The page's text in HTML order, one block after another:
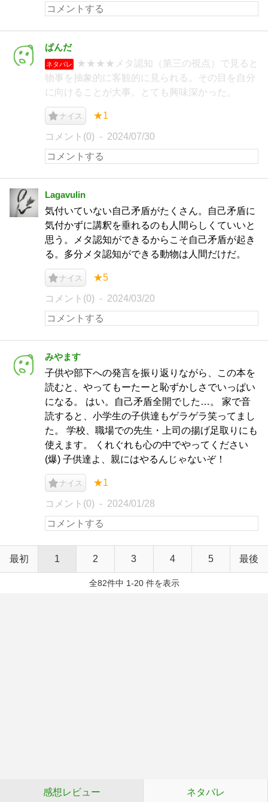
ぱんだ
ネタバレ
★★★★メタ認知（第三の視点）で見ると
物事を抽象的に客観的に見られる。その目を自分
に向けることが大事。とても興味深かった。
ナイス ★1
コメント(0) 2024/07/30
Lagavulin
気付いていない自己矛盾がたくさん。自己矛盾に
気付かずに講釈を垂れるのも人間らしくていいと
思う。メタ認知ができるからこそ自己矛盾が起き
る。多分メタ認知ができる動物は人間だけだ。
ナイス ★5
コメント(0) 2024/03/20
みやます
子供や部下への発言を振り返りながら、この本を
読むと、やってもーたーと恥ずかしさでいっぱい
になる。 はい。自己矛盾全開でした…。 家で音
読すると、小学生の子供達もゲラゲラ笑ってまし
た。 学校、職場での先生・上司の揚げ足取りにも
使えます。 くれぐれも心の中でやってください
(爆) 子供達よ、親にはやるんじゃないぞ！
ナイス ★1
コメント(0) 2024/01/28
最初 1 2 3 4 5 最後
全82件中 1-20 件を表示
感想レビュー ネタバレ